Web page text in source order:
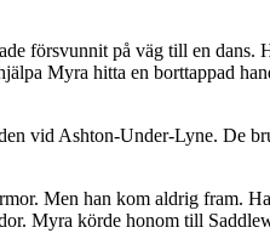
försvunnit på väg till en dans.
Myra hitta en borttappad
vid Ashton-Under-Lyne. De
Men han kom aldrig fram.
Myra körde honom till